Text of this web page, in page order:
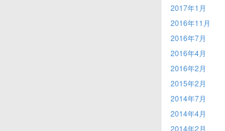
2017年1月
2016年11月
2016年7月
2016年4月
2016年2月
2015年2月
2014年7月
2014年4月
2014年2月